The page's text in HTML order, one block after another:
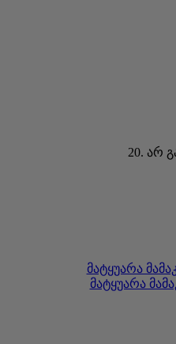
20. არ
მატყუარა
მატყუარა